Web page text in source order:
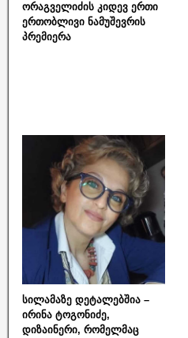
ორაგველიძის კიდევ ერთი
ერთობლივი ნამუშევრის
პრემიერა
სილამაზე დეტალებშია –
ირინა ტოგონიძე,
დიზაინერი, რომელმაც